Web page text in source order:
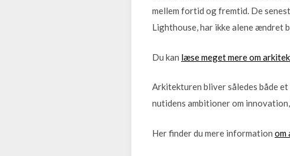
mellem fortid og fremtid. De
Lighthouse, har ikke alene ændret
Du kan læse meget mere om
Arkitekturen bliver således både
nutidens ambitioner om
Her finder du mere information om